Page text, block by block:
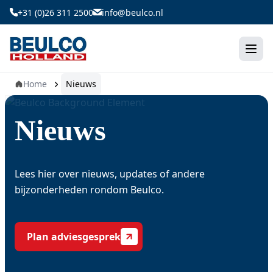
Ga
naar
de
inhoud
+31 (0)26 311 2500 info@beulco.nl
Home Nieuws
Nieuws
Lees hier over nieuws, updates of andere
bijzonderheden rondom Beulco.
Plan adviesgesprek